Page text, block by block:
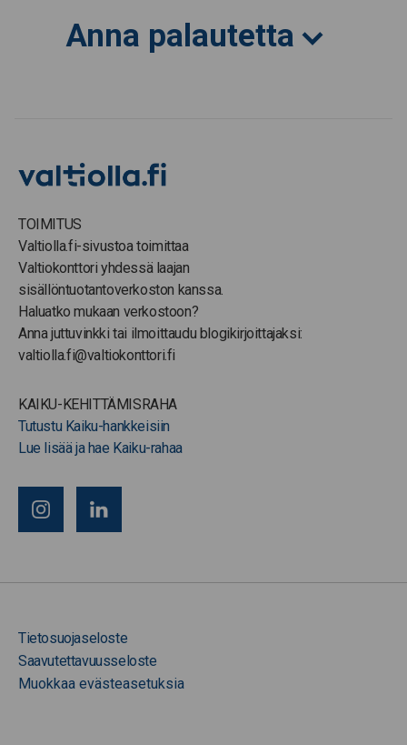
Anna palautetta
TOIMITUS
Valtiolla.fi-sivustoa toimittaa
Valtiokonttori yhdessä laajan
sisällöntuotantoverkoston kanssa.
Haluatko mukaan verkostoon?
Anna juttuvinkki tai ilmoittaudu blogikirjoittajaksi:
valtiolla.fi@valtiokonttori.fi
KAIKU-KEHITTÄMISRAHA
Tutustu Kaiku-hankkeisiin
Lue lisää ja hae Kaiku-rahaa
Tietosuojaseloste
Saavutettavuusseloste
Muokkaa evästeasetuksia